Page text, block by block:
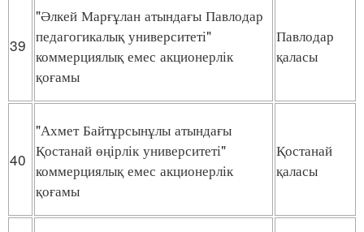
39
"Әлкей Марғұлан атындағы Павлодар
педагогикалық университеті"
коммерциялық емес акционерлік
қоғамы
Павлодар
қаласы
40
"Ахмет Байтұрсынұлы атындағы
Қостанай өңірлік университеті"
коммерциялық емес акционерлік
қоғамы
Қостанай
қаласы